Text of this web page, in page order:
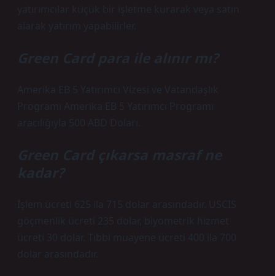
yatırımcılar küçük bir işletme kurarak veya satın
alarak yatırım yapabilirler.
Green Card para ile alınır mı?
Amerika EB 5 Yatırımcı Vizesi ve Vatandaşlık
Programı Amerika EB 5 Yatırımcı Programı
aracılığıyla 500 ABD Doları.
Green Card çıkarsa masraf ne
kadar?
İşlem ücreti 625 ila 715 dolar arasındadır. USCIS
göçmenlik ücreti 235 dolar, biyometrik hizmet
ücreti 30 dolar. Tıbbi muayene ücreti 400 ila 700
dolar arasındadır.